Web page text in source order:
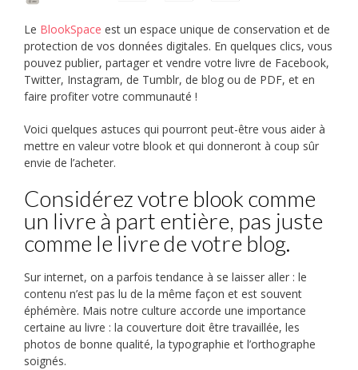
Le BlookSpace est un espace unique de conservation et de
protection de vos données digitales. En quelques clics, vous
pouvez publier, partager et vendre votre livre de Facebook,
Twitter, Instagram, de Tumblr, de blog ou de PDF, et en
faire profiter votre communauté !
Voici quelques astuces qui pourront peut-être vous aider à
mettre en valeur votre blook et qui donneront à coup sûr
envie de l’acheter.
Considérez votre blook comme
un livre à part entière, pas juste
comme le livre de votre blog.
Sur internet, on a parfois tendance à se laisser aller : le
contenu n’est pas lu de la même façon et est souvent
éphémère. Mais notre culture accorde une importance
certaine au livre : la couverture doit être travaillée, les
photos de bonne qualité, la typographie et l’orthographe
soignés.